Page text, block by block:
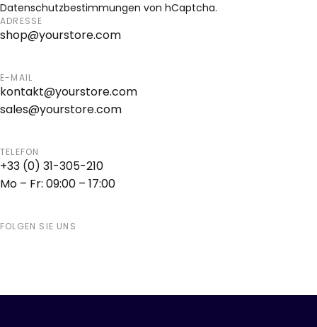
Datenschutzbestimmungen von hCaptcha.
ADRESSE
shop@yourstore.com
E-MAIL
kontakt@yourstore.com
sales@yourstore.com
TELEFON
+33 (0) 31-305-210
Mo – Fr: 09:00 – 17:00
FOLGEN SIE UNS